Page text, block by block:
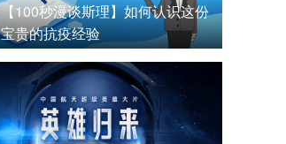
【100秒漫谈斯理】如何认识这份
宝贵的抗疫经验